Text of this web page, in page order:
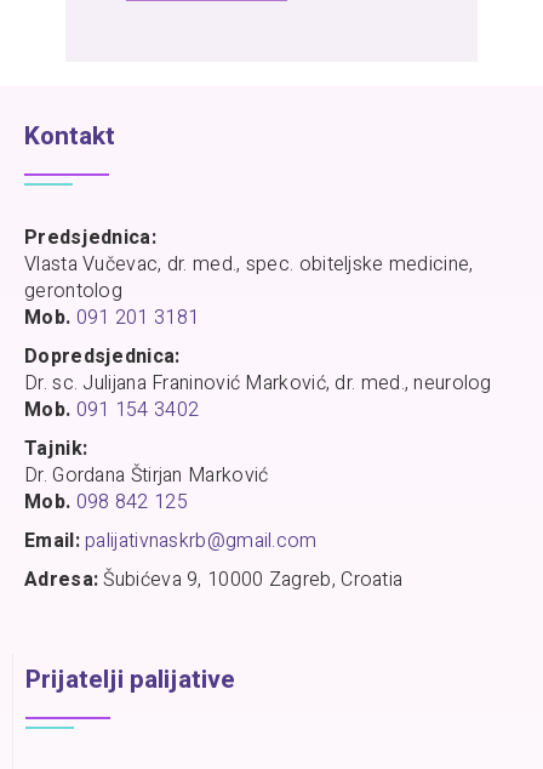
Kontakt
Predsjednica:
Vlasta Vučevac, dr. med., spec. obiteljske medicine,
gerontolog
Mob. 091 201 3181
Dopredsjednica:
Dr. sc. Julijana Franinović Marković, dr. med., neurolog
Mob. 091 154 3402
Tajnik:
Dr. Gordana Štirjan Marković
Mob. 098 842 125
Email:palijativnaskrb@gmail.com
Adresa:Šubićeva 9, 10000 Zagreb, Croatia
Prijatelji palijative